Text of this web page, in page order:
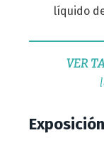
líquido
VER